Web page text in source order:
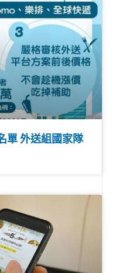
單 外送組國家隊